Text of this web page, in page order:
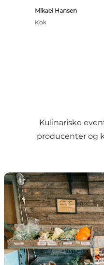
Mikael Hansen
Kok
Kulinariske
producenter og
Besøg producenterne